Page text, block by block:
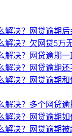
解决？网贷逾期后
解决？欠网贷5万
解决？网贷逾期一
解决？网贷逾期还
解决？网贷逾期
解决？多个网贷逾
解决？网贷逾期如
解决？网贷逾期被